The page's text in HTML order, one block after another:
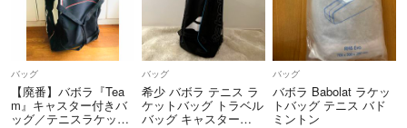
バッグ
【廃番】バボラ『Tea
m』キャスター付きバ
ッグ／テニスラケット
バッグ
希少 バボラ テニス ラ
ケットバッグ トラベル
バッグ キャスター
バッグ
バボラ Babolat ラケッ
トバッグ テニス バド
ミントン